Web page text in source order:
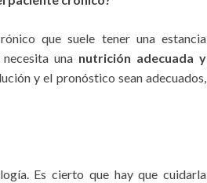
que suele tener una estancia
una nutrición adecuada y
y el pronóstico sean adecuados,
Es cierto que hay que cuidarla